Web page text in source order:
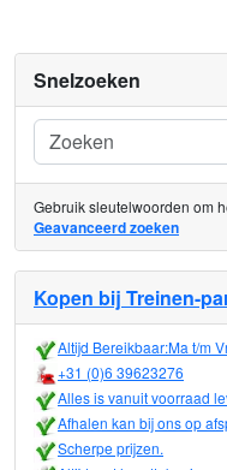
Snelzoeken
Gebruik sleutelwoorden om
Geavanceerd zoeken
Kopen bij Treinen-
Altijd Bereikbaar:Ma t/m
+31 (0)6 39623276
Alles is vanuit voorraad
Afhalen kan bij ons op
Scherpe prijzen.